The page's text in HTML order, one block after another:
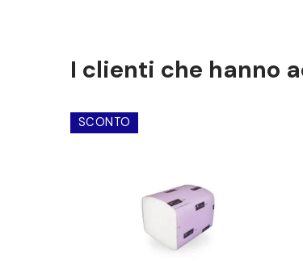
I clienti che hanno
SCONTO